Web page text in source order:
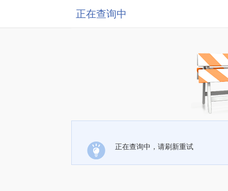
正在查询中
正在查询中，请刷新重试